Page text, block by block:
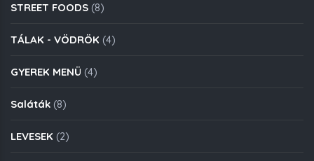
STREET FOODS (8)
TÁLAK - VÖDRÖK (4)
GYEREK MENÜ (4)
Saláták (8)
LEVESEK (2)